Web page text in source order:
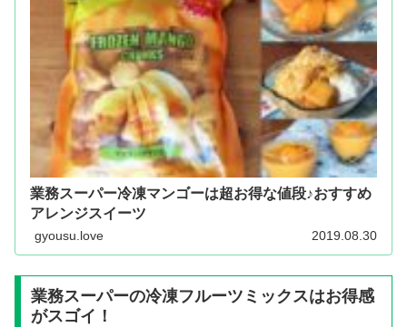
業務スーパー冷凍マンゴーは超お得な値段♪おすすめ
アレンジスイーツ
gyousu.love 2019.08.30
業務スーパーの冷凍フルーツミックスはお得感
がスゴイ！